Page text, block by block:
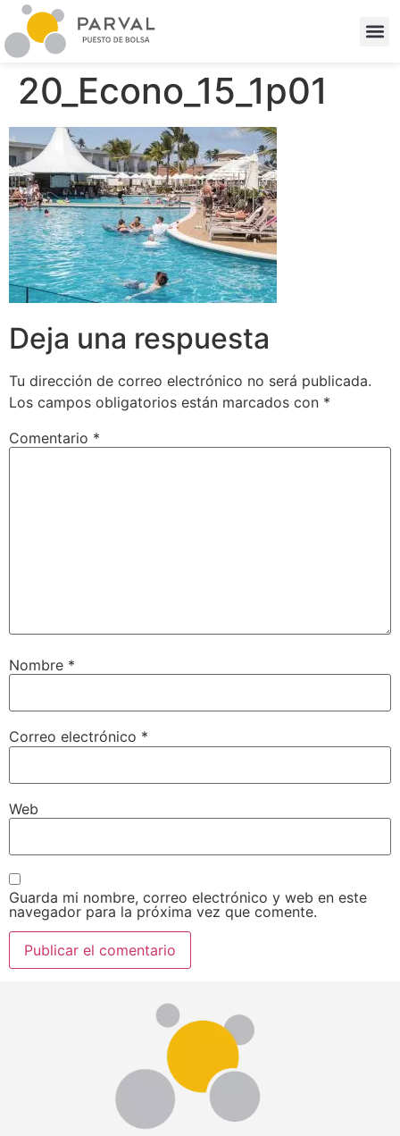
20_Econo_15_1p01
Deja una respuesta
Tu dirección de correo electrónico no será publicada.
Los campos obligatorios están marcados con *
Comentario *
Nombre *
Correo electrónico *
Web
Guarda mi nombre, correo electrónico y web en este
navegador para la próxima vez que comente.